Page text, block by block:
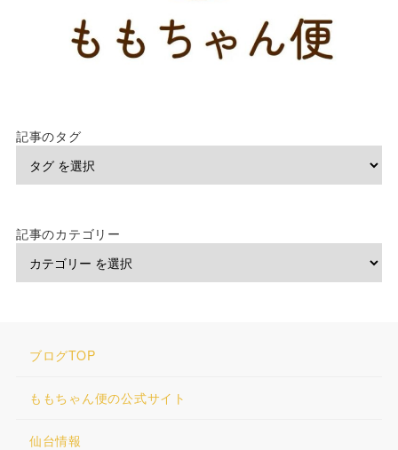
記事のタグ
記事のカテゴリー
ブログTOP
ももちゃん便の公式サイト
仙台情報